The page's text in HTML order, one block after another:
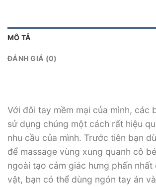
MÔ TẢ
ĐÁNH GIÁ (0)
Với đôi tay mềm mại của mình, các
sử dụng chúng một cách rất hiệu
nhu cầu của mình. Trước tiên bạn
để massage vùng xung quanh cô
ngoài tạo cảm giác hưng phấn nhất
vật, bạn có thể dùng ngón tay án